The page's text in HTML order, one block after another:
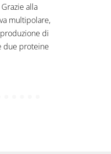
alla
multipolare,
di
due proteine